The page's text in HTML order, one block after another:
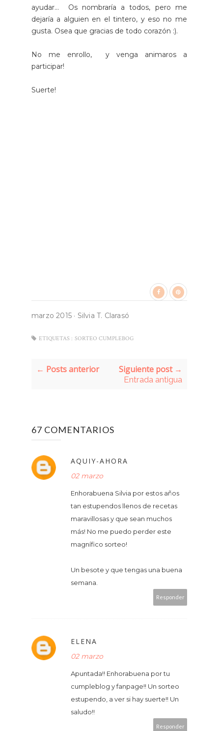
ayudar... Os nombraría a todos, pero me
dejaría a alguien en el tintero, y eso no me
gusta. Osea que gracias de todo corazón :).
No me enrollo, y venga animaros a
participar!
Suerte!
marzo 2015 · Silvia T. Clarasó
ETIQUETAS : SORTEO CUMPLEBOG
← Posts anterior Siguiente post →
Entrada antigua
67 COMENTARIOS
AQUIY-AHORA
02 marzo
Enhorabuena Silvia por estos años
tan estupendos llenos de recetas
maravillosas y que sean muchos
más! No me puedo perder este
magnífico sorteo!
Un besote y que tengas una buena
semana.
Responder
ELENA
02 marzo
Apuntada!! Enhorabuena por tu
cumpleblog y fanpage!! Un sorteo
estupendo, a ver si hay suerte!! Un
saludo!!
Responder